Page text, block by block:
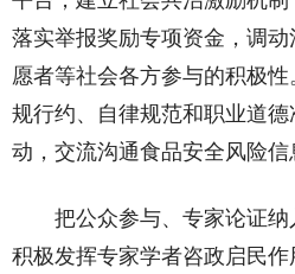
落实举报奖励专项资金，调
愿者等社会各方参与的积极
规行约、自律规范和职业道
动，交流沟通食品安全风险信
把公众参与、专家论证纳
积极发挥专家学者咨政启民